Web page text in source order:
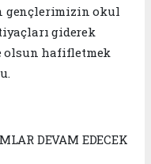
gençlerimizin okul
giderek
olsun hafifletmek
DEVAM EDECEK